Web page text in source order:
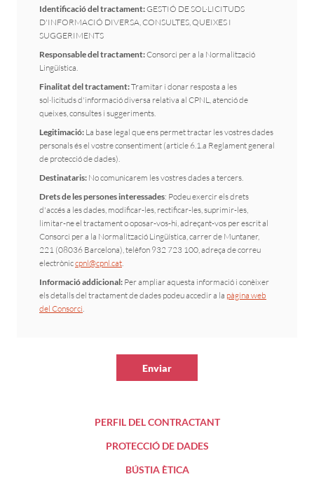
Identificació del tractament:GESTIÓ DE SOL·LICITUDS
D'INFORMACIÓ DIVERSA, CONSULTES, QUEIXES I
SUGGERIMENTS
Responsable del tractament:Consorci per a la Normalització
Lingüística.
Finalitat del tractament:Tramitar i donar resposta a les
sol·licituds d'informació diversa relativa al CPNL, atenció de
queixes, consultes i suggeriments.
Legitimació: La base legal que ens permet tractar les vostres dades
personals és el vostre consentiment (article 6.1.a Reglament general
de protecció de dades).
Destinataris: No comunicarem les vostres dades a tercers.
Drets de les persones interessades: Podeu exercir els drets
d'accés a les dades, modificar-les, rectificar-les, suprimir-les,
limitar-ne el tractament o oposar-vos-hi, adreçant-vos per escrit al
Consorci per a la Normalització Lingüística, carrer de Muntaner,
221 (08036 Barcelona), telèfon 932 723 100, adreça de correu
electròniccpnl@cpnl.cat
Informació addicional: Per ampliar aquesta informació i conèixer
els detalls del tractament de dades podeu accedir a la pàgina web
del Consorci
Enviar
PERFIL DEL CONTRACTANT
PROTECCIÓ DE DADES
BÚSTIA ÈTICA